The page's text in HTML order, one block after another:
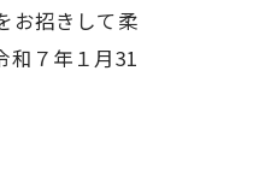
お招きして柔
和７年１月31